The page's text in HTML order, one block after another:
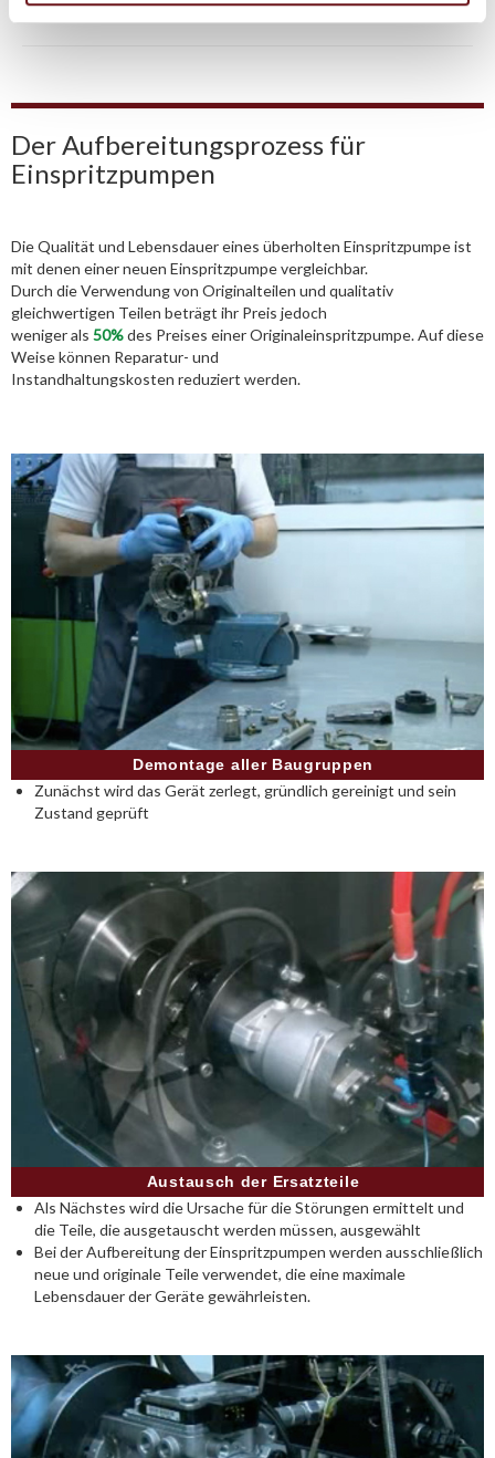
02541/8483601
Der Aufbereitungsprozess für
Einspritzpumpen
Die Qualität und Lebensdauer eines überholten Einspritzpumpe ist
mit denen einer neuen Einspritzpumpe vergleichbar.
Durch die Verwendung von Originalteilen und qualitativ
gleichwertigen Teilen beträgt ihr Preis jedoch
weniger als 50%des Preises einer Originaleinspritzpumpe. Auf diese
Weise können Reparatur- und
Instandhaltungskosten reduziert werden.
Demontage aller Baugruppen
Zunächst wird das Gerät zerlegt, gründlich gereinigt und sein
Zustand geprüft
Austausch der Ersatzteile
Als Nächstes wird die Ursache für die Störungen ermittelt und
die Teile, die ausgetauscht werden müssen, ausgewählt
Bei der Aufbereitung der Einspritzpumpen werden ausschließlich
neue und originale Teile verwendet, die eine maximale
Lebensdauer der Geräte gewährleisten.